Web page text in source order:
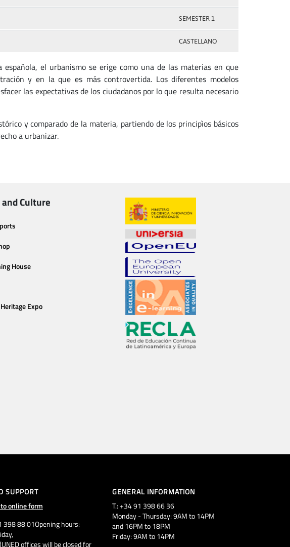
SEMESTER 1
CASTELLANO
el urbanismo se erige como una de las materias en que
y en la que es más controvertida. Los diferentes modelos
las expectativas de los ciudadanos por lo que resulta necesario
y comparado de la materia, partiendo de los principìos básicos
a urbanizar.
Culture
House
Expo
SUPPORT
online form
398 88 01Opening hours:
offices will be closed for
GENERAL INFORMATION
T.: +34 91 398 66 36
Monday - Thursday: 9AM to 14PM
and 16PM to 18PM
Friday: 9AM to 14PM